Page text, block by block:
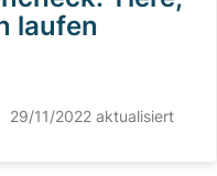
laufen
29/11/2022 aktualisiert